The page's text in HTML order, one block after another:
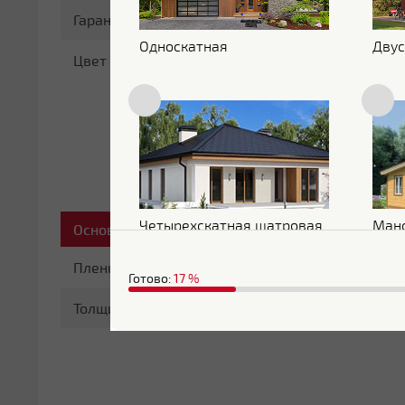
Гарантия 25 лет
Цвет
Основные характеристики
Пленка
Толщина
Односкатная
Четырехскатная шатровая
Готово:17%